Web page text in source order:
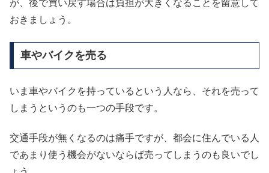
が、後で買い戻す場合は負担が大きくなることを留意して
おきましょう。
車やバイクを売る
いま車やバイクを持っているという人なら、それを売って
しまうというのも一つの手段です。
交通手段が無くなるのは痛手ですが、都会に住んでいる人
であまり使う機会がないならば売ってしまうのも良いでし